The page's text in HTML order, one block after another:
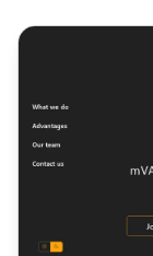
Programme